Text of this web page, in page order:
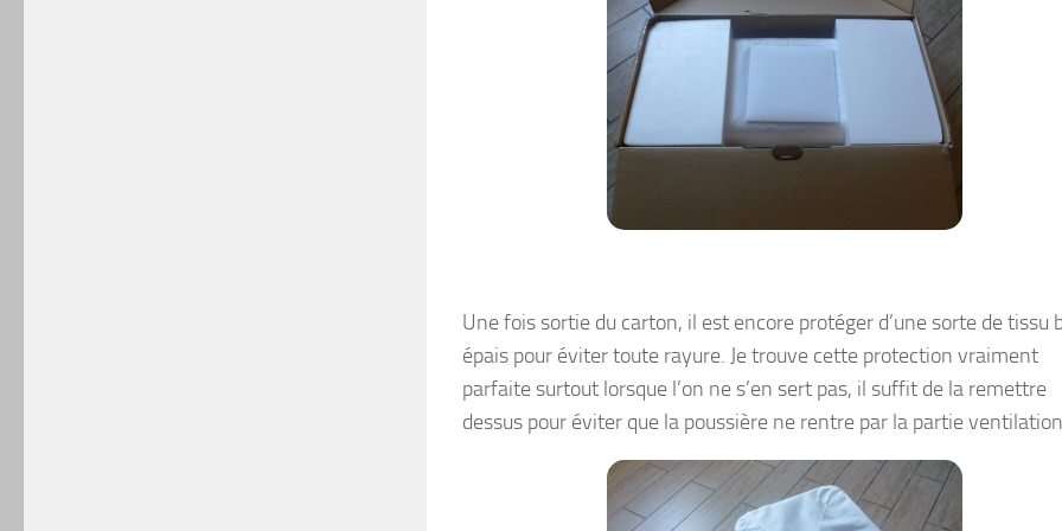
Une fois sortie du carton, il est encore protéger d’une sorte de tissu
épais pour éviter toute rayure. Je trouve cette protection vraiment
parfaite surtout lorsque l’on ne s’en sert pas, il suffit de la remettre
dessus pour éviter que la poussière ne rentre par la partie